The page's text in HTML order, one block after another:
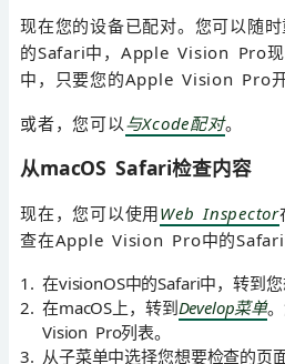
现在您的设备已配对。您可以随
的Safari中，Apple Vision Pro现
中，只要您的Apple Vision Pro开
或者，您可以 与Xcode配对。
从macOS Safari检查内容
现在，您可以使用Web Inspector
查在Apple Vision Pro中的Safari
在visionOS中的Safari中，转到您
在macOS上，转到Develop菜单
Vision Pro列表。
从子菜单中选择您想要检查的页面